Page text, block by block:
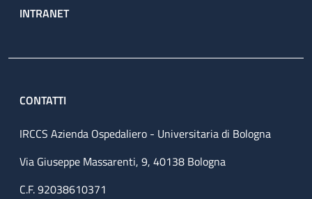
INTRANET
CONTATTI
IRCCS Azienda Ospedaliero - Universitaria di Bologna
Via Giuseppe Massarenti, 9, 40138 Bologna
C.F. 92038610371